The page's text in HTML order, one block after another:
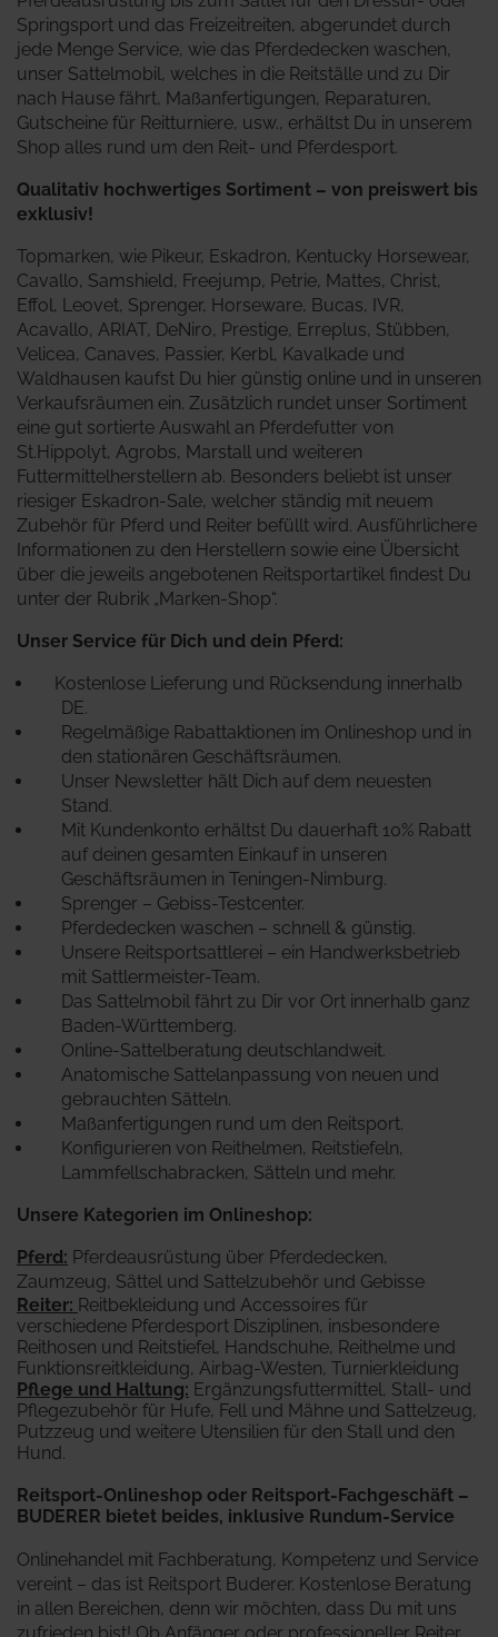
Springsport und das Freizeitreiten, abgerundet durch
jede Menge Service, wie das Pferdedecken waschen,
unser Sattelmobil, welches in die Reitställe und zu Dir
nach Hause fährt, Maßanfertigungen, Reparaturen,
Gutscheine für Reitturniere, usw., erhältst Du in unserem
Shop alles rund um den Reit- und Pferdesport.
Qualitativ hochwertiges Sortiment – von preiswert bis
exklusiv!
Topmarken, wie Pikeur, Eskadron, Kentucky Horsewear,
Cavallo, Samshield, Freejump, Petrie, Mattes, Christ,
Effol, Leovet, Sprenger, Horseware, Bucas, IVR,
Acavallo, ARIAT, DeNiro, Prestige, Erreplus, Stübben,
Velicea, Canaves, Passier, Kerbl, Kavalkade und
Waldhausen kaufst Du hier günstig online und in unseren
Verkaufsräumen ein. Zusätzlich rundet unser Sortiment
eine gut sortierte Auswahl an Pferdefutter von
St.Hippolyt, Agrobs, Marstall und weiteren
Futtermittelherstellern ab. Besonders beliebt ist unser
riesiger Eskadron-Sale, welcher ständig mit neuem
Zubehör für Pferd und Reiter befüllt wird. Ausführlichere
Informationen zu den Herstellern sowie eine Übersicht
über die jeweils angebotenen Reitsportartikel findest Du
unter der Rubrik „Marken-Shop“.
Unser Service für Dich und dein Pferd:
Kostenlose Lieferung und Rücksendung innerhalb
DE.
Regelmäßige Rabattaktionen im Onlineshop und in
den stationären Geschäftsräumen.
Unser Newsletter hält Dich auf dem neuesten
Stand.
Mit Kundenkonto erhältst Du dauerhaft 10% Rabatt
auf deinen gesamten Einkauf in unseren
Geschäftsräumen in Teningen-Nimburg.
Sprenger – Gebiss-Testcenter.
Pferdedecken waschen – schnell & günstig.
Unsere Reitsportsattlerei – ein Handwerksbetrieb
mit Sattlermeister-Team.
Das Sattelmobil fährt zu Dir vor Ort innerhalb ganz
Baden-Württemberg.
Online-Sattelberatung deutschlandweit.
Anatomische Sattelanpassung von neuen und
gebrauchten Sätteln.
Maßanfertigungen rund um den Reitsport.
Konfigurieren von Reithelmen, Reitstiefeln,
Lammfellschabracken, Sätteln und mehr.
Unsere Kategorien im Onlineshop:
Pferd: Pferdeausrüstung über Pferdedecken,
Zaumzeug, Sättel und Sattelzubehör und Gebisse
Reiter: Reitbekleidung und Accessoires für
verschiedene Pferdesport Disziplinen, insbesondere
Reithosen und Reitstiefel, Handschuhe, Reithelme und
Funktionsreitkleidung, Airbag-Westen, Turnierkleidung
Pflege und Haltung: Ergänzungsfuttermittel, Stall- und
Pflegezubehör für Hufe, Fell und Mähne und Sattelzeug,
Putzzeug und weitere Utensilien für den Stall und den
Hund.
Reitsport-Onlineshop oder Reitsport-Fachgeschäft –
BUDERER bietet beides, inklusive Rundum-Service
Onlinehandel mit Fachberatung, Kompetenz und Service
vereint – das ist Reitsport Buderer. Kostenlose Beratung
in allen Bereichen, denn wir möchten, dass Du mit uns
zufrieden bist! Ob Anfänger oder professioneller Reiter,